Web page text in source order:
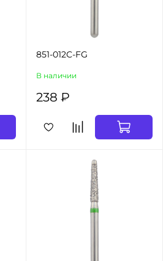
851-012C-FG
В наличии
238 ₽